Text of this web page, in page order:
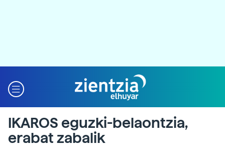
IKAROS eguzki-belaontzia,
erabat zabalik